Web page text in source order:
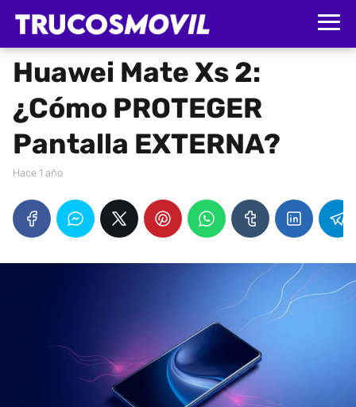
Huawei Mate Xs 2:
¿Cómo PROTEGER
Pantalla EXTERNA?
hace 1 año